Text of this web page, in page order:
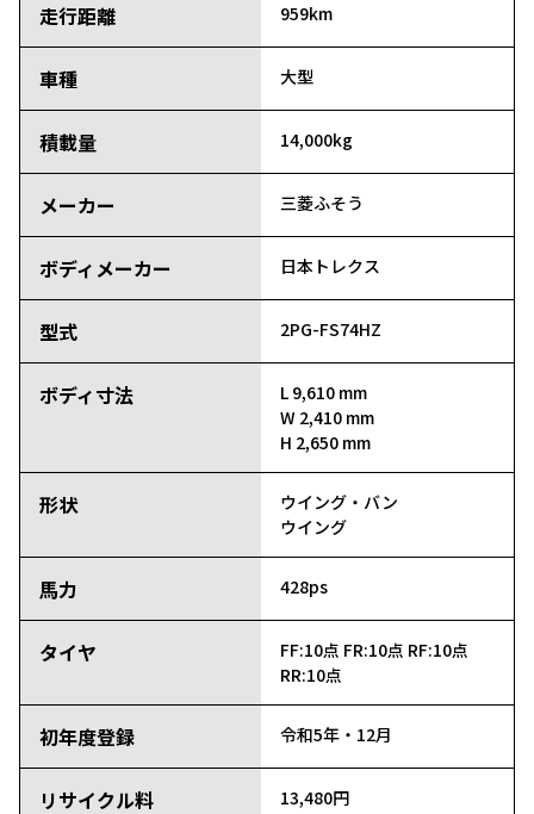
走行距離 959km
車種 大型
積載量 14,000kg
メーカー 三菱ふそう
ボディメーカー 日本トレクス
型式 2PG-FS74HZ
ボディ寸法
L 9,610 mm
W 2,410 mm
H 2,650 mm
形状
ウイング・バン
ウイング
馬力 428ps
タイヤ FF:10点 FR:10点 RF:10点
RR:10点
初年度登録 令和5年・12月
リサイクル料 13,480円